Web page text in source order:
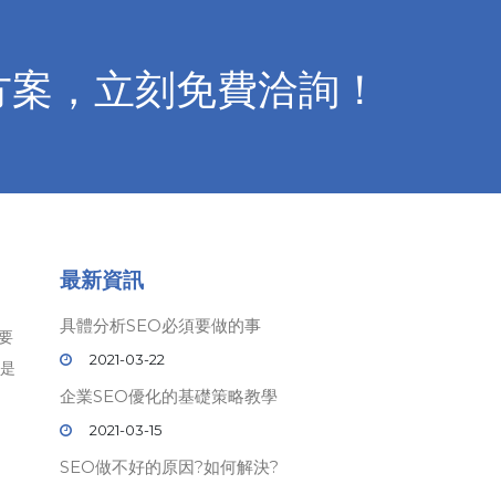
，立刻免費洽詢！
最新資訊
具體分析SEO必須要做的事
2021-03-22
企業SEO優化的基礎策略教學
2021-03-15
SEO做不好的原因?如何解決?